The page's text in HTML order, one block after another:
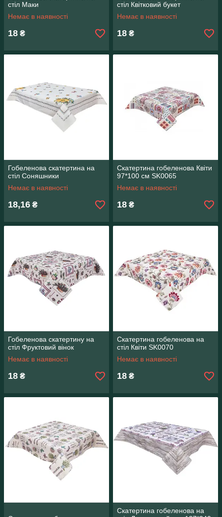
стіл Маки
Немає в наявності
18 ₴
стіл Квітковий букет
Немає в наявності
18 ₴
Гобеленова скатертина на
стіл Соняшники
Немає в наявності
18,16 ₴
Скатертина гобеленова Квіти
97*100 см SK0065
Немає в наявності
18 ₴
Гобеленова скатертину на
стіл Фруктовий вінок
Немає в наявності
18 ₴
Скатертина гобеленова на
стіл Квіти SK0070
Немає в наявності
18 ₴
Скатертина гобеленова на